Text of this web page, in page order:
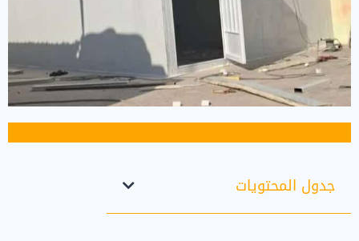
جدول المحتويات